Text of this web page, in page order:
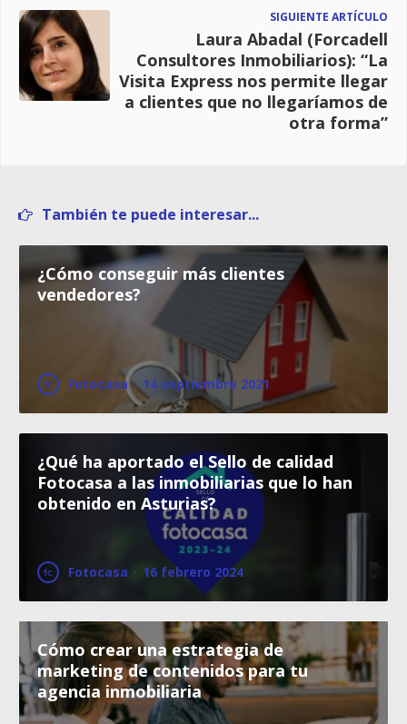
SIGUIENTE ARTÍCULO
Laura Abadal (Forcadell
Consultores Inmobiliarios): “La
Visita Express nos permite llegar
a clientes que no llegaríamos de
otra forma”
También te puede interesar...
¿Cómo conseguir más clientes
vendedores?
Fotocasa · 14 septiembre 2021
¿Qué ha aportado el Sello de calidad
Fotocasa a las inmobiliarias que lo han
obtenido en Asturias?
Fotocasa · 16 febrero 2024
Cómo crear una estrategia de
marketing de contenidos para tu
agencia inmobiliaria